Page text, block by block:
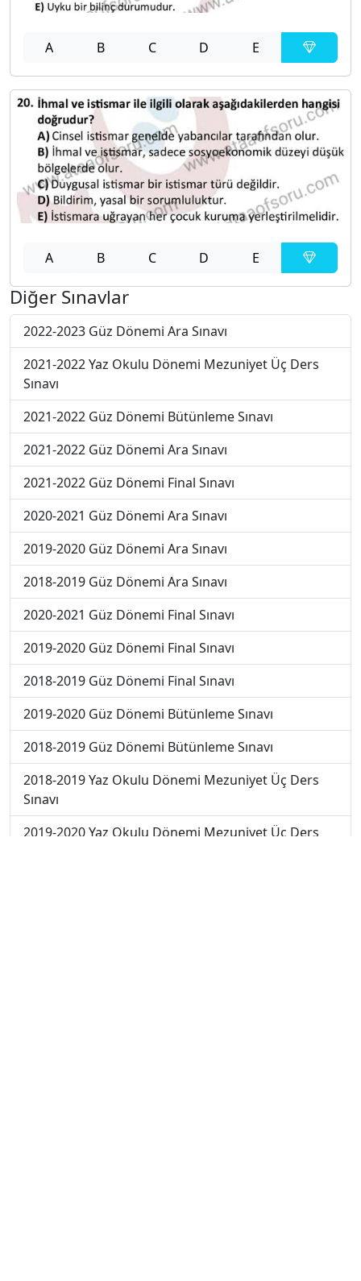
A B C D E
A B C D E
Diğer Sınavlar
2022-2023 Güz Dönemi Ara Sınavı
2021-2022 Yaz Okulu Dönemi Mezuniyet Üç Ders
Sınavı
2021-2022 Güz Dönemi Bütünleme Sınavı
2021-2022 Güz Dönemi Ara Sınavı
2021-2022 Güz Dönemi Final Sınavı
2020-2021 Güz Dönemi Ara Sınavı
2019-2020 Güz Dönemi Ara Sınavı
2018-2019 Güz Dönemi Ara Sınavı
2020-2021 Güz Dönemi Final Sınavı
2019-2020 Güz Dönemi Final Sınavı
2018-2019 Güz Dönemi Final Sınavı
2019-2020 Güz Dönemi Bütünleme Sınavı
2018-2019 Güz Dönemi Bütünleme Sınavı
2018-2019 Yaz Okulu Dönemi Mezuniyet Üç Ders
Sınavı
2019-2020 Yaz Okulu Dönemi Mezuniyet Üç Ders